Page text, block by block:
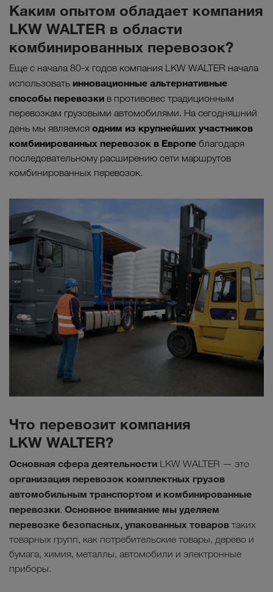
Каким опытом обладает компания
LKW WALTER в области
комбинированных перевозок?
Еще с начала 80-х годов компания LKW WALTER начала
использовать инновационные альтернативные
способы перевозки в противовес традиционным
перевозкам грузовыми автомобилями. На сегодняшний
день мы являемся одним из крупнейших участников
комбинированных перевозок в Европе благодаря
последовательному расширению сети маршрутов
комбинированных перевозок.
Что перевозит компания
LKW WALTER?
Основная сфера деятельности LKW WALTER — это
организация перевозок комплектных грузов
автомобильным транспортом и комбинированные
перевозки. Основное внимание мы уделяем
перевозке безопасных, упакованных товаров таких
товарных групп, как потребительские товары, дерево и
бумага, химия, металлы, автомобили и электронные
приборы.